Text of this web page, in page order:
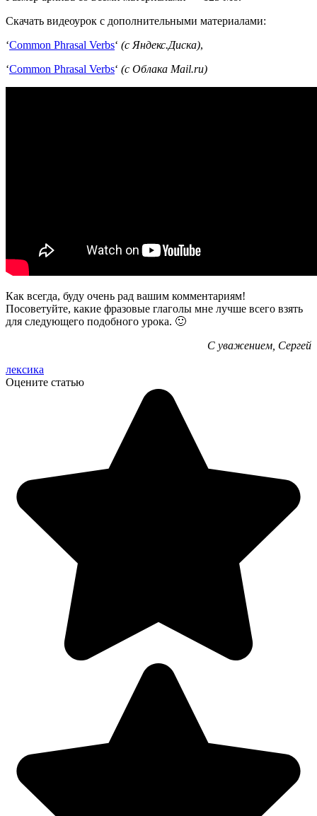
Скачать видеоурок с дополнительными материалами:
‘Common Phrasal Verbs‘ (с Яндекс.Диска),
‘Common Phrasal Verbs‘ (с Облака Mail.ru)
Как всегда, буду очень рад вашим комментариям!
Посоветуйте, какие фразовые глаголы мне лучше всего взять
для следующего подобного урока. 🙂
С уважением, Сергей
лексика
Оцените статью